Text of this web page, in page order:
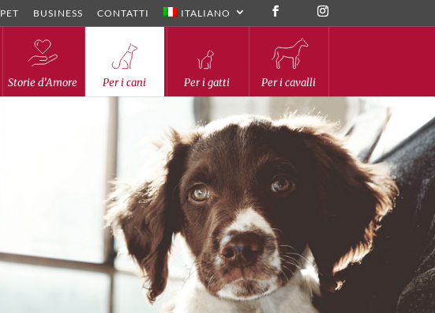
PET BUSINESS CONTATTI ITALIANO
Storie d’Amore Per i cani Per i gatti Per i cavalli